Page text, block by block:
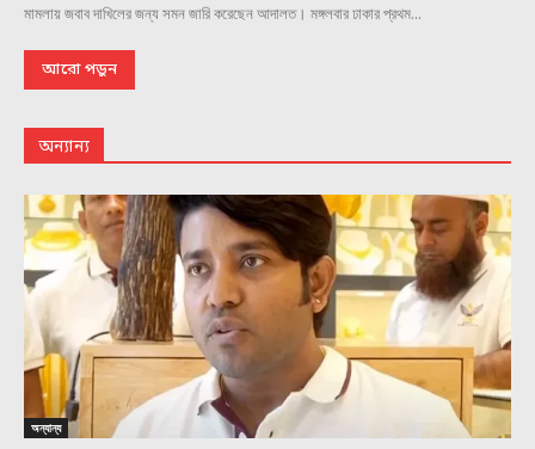
মামলায় জবাব দাখিলের জন্য সমন জারি করেছেন আদালত। মঙ্গলবার ঢাকার প্রথম...
আরো পড়ুন
অন্যান্য
অন্যান্য